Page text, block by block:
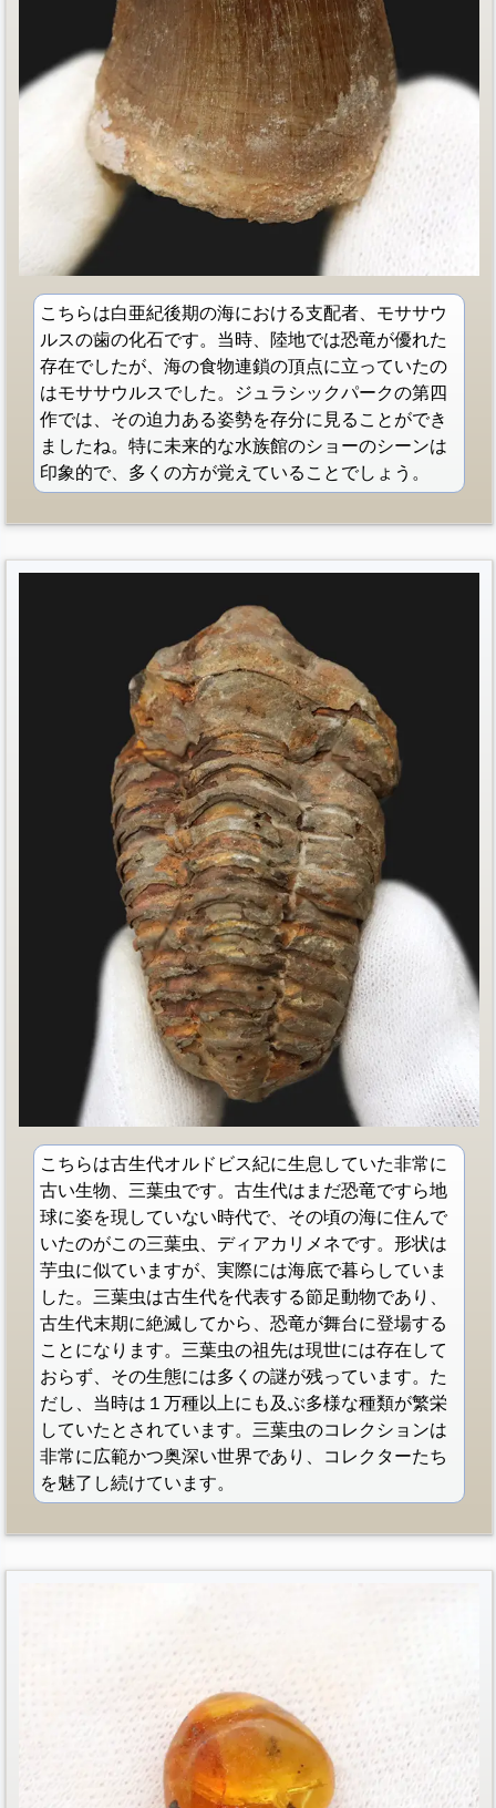
こちらは白亜紀後期の海における支配者、モササウ
ルスの歯の化石です。当時、陸地では恐竜が優れた
存在でしたが、海の食物連鎖の頂点に立っていたの
はモササウルスでした。ジュラシックパークの第四
作では、その迫力ある姿勢を存分に見ることができ
ましたね。特に未来的な水族館のショーのシーンは
印象的で、多くの方が覚えていることでしょう。
こちらは古生代オルドビス紀に生息していた非常に
古い生物、三葉虫です。古生代はまだ恐竜ですら地
球に姿を現していない時代で、その頃の海に住んで
いたのがこの三葉虫、ディアカリメネです。形状は
芋虫に似ていますが、実際には海底で暮らしていま
した。三葉虫は古生代を代表する節足動物であり、
古生代末期に絶滅してから、恐竜が舞台に登場する
ことになります。三葉虫の祖先は現世には存在して
おらず、その生態には多くの謎が残っています。た
だし、当時は１万種以上にも及ぶ多様な種類が繁栄
していたとされています。三葉虫のコレクションは
非常に広範かつ奥深い世界であり、コレクターたち
を魅了し続けています。